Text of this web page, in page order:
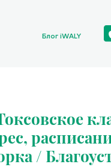
Блог iWALY
/